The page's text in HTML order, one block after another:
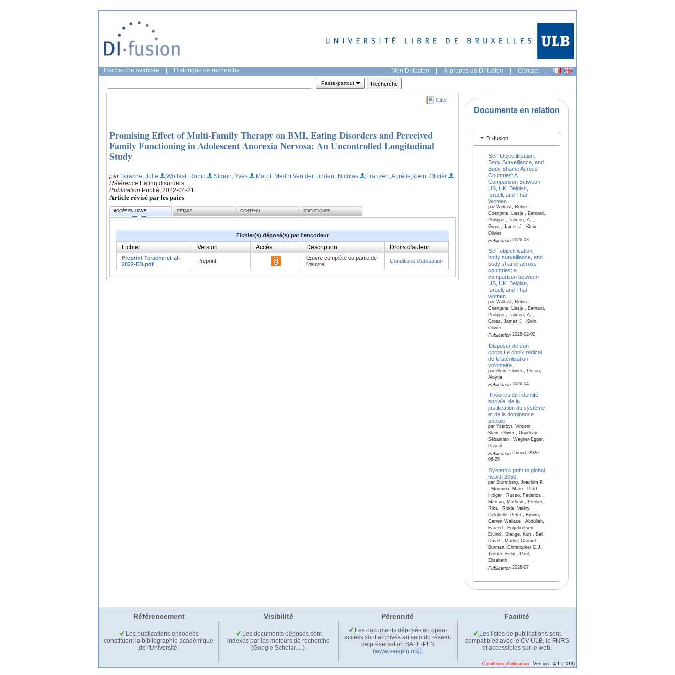
Recherche avancée Historique de recherche Mon DI-fusion | À propos de DI-fusion | Contact |
Passe-partout
Citer
Promising Effect of Multi-Family Therapy on BMI, Eating Disorders and Perceived
Family Functioning in Adolescent Anorexia Nervosa: An Uncontrolled Longitudinal
Study
parTerache, Julie ;Wollast, Robin ;Simon, Yves ;Marot, Medhi;Van der Linden, Nicolas ;Franzen, Aurélie;Klein, Olivier
Référence Eating disorders
Publication Publié, 2022-04-21
Article révisé par les pairs
ACCÈS EN LIGNE DÉTAILS CONTENU STATISTIQUES
Fichier(s) déposé(s) par l'encodeur
Fichier Version Accès Description Droits d'auteur
Preprint Terache-et-al-
2022-ED.pdf
Preprint
Œuvre complète ou partie de
l'œuvre
Conditions d'utilisation
Documents en relation
DI-fusion
Self-Objectification,
Body Surveillance, and
Body Shame Across
Countries: A
Comparison Between
US, UK, Belgian,
Israeli, and Thai
Women
par Wollast, Robin ,
Coertjens, Liesje , Bernard,
Philippe , Talmon, A. ,
Gross, James J , Klein,
Olivier
Publication2026-03
Self-objectification,
body surveillance, and
body shame across
countries: a
comparison between
US, UK, Belgian,
Israeli, and Thai
women
par Wollast, Robin ,
Coertjens, Liesje , Bernard,
Philippe , Talmon, A. ,
Gross, James J , Klein,
Olivier
Publication2026-02-02
Disposer de son
corps:Le choix radical
de la stérilisation
volontaire
par Klein, Olivier , Pirson,
Aloytia
Publication2026-04
Théories de l’identité
sociale, de la
justification du système
et de la dominance
sociale
par Yzerbyt, Vincent ,
Klein, Olivier , Goudeau,
Sébastien , Wagner-Egger,
Pascal
PublicationDunod, 2026-
06-25
Systemic path to global
health 2050
par Sturmberg, Joachim P.
, Mormina, Maru , Pfaff,
Holger , Russo, Federica ,
Mercuri, Mathew , Preiser,
Rika , Ridde, Valéry ,
Delobelle, Peter , Brown,
Garrett Wallace , Abdullah,
Fareed , Engebretsen,
Eivind , Stange, Kurt , Bell,
David , Martin, Carmel ,
Burman, Christopher C.J. ,
Tretter, Felix , Paul,
Elisabeth
Publication2026-07
Référencement Visibilité Pérennité Facilité
Les publications encodées
constituent la bibliographie académique
de l'Université.
Les documents déposés sont
indexés par les moteurs de recherche
(Google Scholar,…).
Les documents déposés en open-
access sont archivés au sein du réseau
de préservation SAFE-PLN
(www.safepln.org).
Les listes de publications sont
compatibles avec le CV-ULB, le FNRS
et accessibles sur le web.
Conditions d'utilisation - Version : 4.1 (2019)